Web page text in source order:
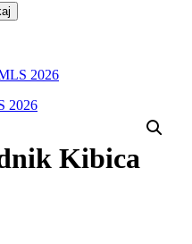
2026
Kibica